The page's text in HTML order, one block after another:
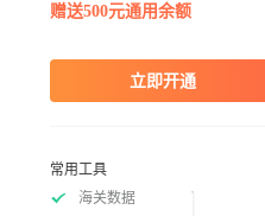
赠送500元通用余额
立即开通
常用工具
海关数据